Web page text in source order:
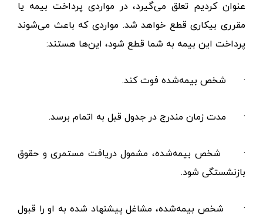
عنوان کردیم تعلق می‌گیرد، در مواردی پرداخت بیمه یا
مقرری بیکاری قطع خواهد شد. مواردی که باعث می‌شوند
پرداخت این بیمه به شما قطع شود، این‌ها هستند:
· شخص بیمه‌شده فوت کند.
· مدت زمان مندرج در جدول قبل به اتمام برسد.
· شخص بیمه‌شده، مشمول دریافت مستمری و حقوق
بازنشستگی شود.
· شخص بیمه‌شده، مشاغل پیشنهاد شده به او را قبول